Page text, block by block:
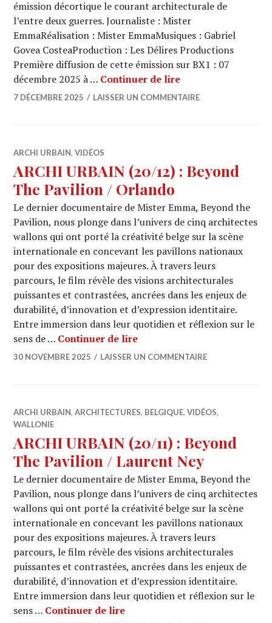
émission décortique le courant architecturale de
l’entre deux guerres. Journaliste : Mister
EmmaRéalisation : Mister EmmaMusiques : Gabriel
Govea CosteaProduction : Les Délires Productions
Première diffusion de cette émission sur BX1 : 07
décembre 2025 à … Continuer de lireARCHI URBAIN
7 DÉCEMBRE 2025 LAISSER UN COMMENTAIRE
ARCHI URBAIN,VIDÉOS
ARCHI URBAIN (20/12) : Beyond
The Pavilion / Orlando
Le dernier documentaire de Mister Emma, Beyond the
Pavilion, nous plonge dans l’univers de cinq architectes
wallons qui ont porté la créativité belge sur la scène
internationale en concevant les pavillons nationaux
pour des expositions majeures. À travers leurs
parcours, le film révèle des visions architecturales
puissantes et contrastées, ancrées dans les enjeux de
durabilité, d’innovation et d’expression identitaire.
Entre immersion dans leur quotidien et réflexion sur le
sens de … Continuer de lireARCHI URBAIN (20/12) :
30 NOVEMBRE 2025 LAISSER UN COMMENTAIRE
ARCHI URBAIN,ARCHITECTURES, BELGIQUE,VIDÉOS,
WALLONIE
ARCHI URBAIN (20/11) : Beyond
The Pavilion / Laurent Ney
Le dernier documentaire de Mister Emma, Beyond the
Pavilion, nous plonge dans l’univers de cinq architectes
wallons qui ont porté la créativité belge sur la scène
internationale en concevant les pavillons nationaux
pour des expositions majeures. À travers leurs
parcours, le film révèle des visions architecturales
puissantes et contrastées, ancrées dans les enjeux de
durabilité, d’innovation et d’expression identitaire.
Entre immersion dans leur quotidien et réflexion sur le
sens … Continuer de lireARCHI URBAIN (20/11) :